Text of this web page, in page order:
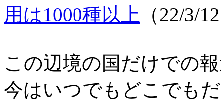
用は1000種以上
（22/3/
この辺境の国だけでの
今はいつでもどこでも